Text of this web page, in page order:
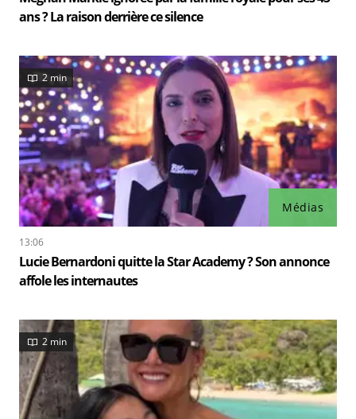
ans ? La raison derrière ce silence
Médias
2 min
13:06
Lucie Bernardoni quitte la Star Academy ? Son annonce
affole les internautes
2 min